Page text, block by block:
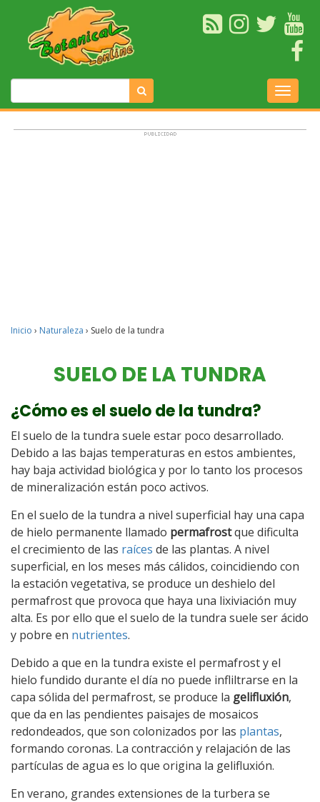
Inicio › Naturaleza › Suelo de la tundra
SUELO DE LA TUNDRA
¿Cómo es el suelo de la tundra?
El suelo de la tundra suele estar poco desarrollado.
Debido a las bajas temperaturas en estos ambientes,
hay baja actividad biológica y por lo tanto los procesos
de mineralización están poco activos.
En el suelo de la tundra a nivel superficial hay una capa
de hielo permanente llamado permafrostque dificulta
el crecimiento de las raíces de las plantas. A nivel
superficial, en los meses más cálidos, coincidiendo con
la estación vegetativa, se produce un deshielo del
permafrost que provoca que haya una lixiviación muy
alta. Es por ello que el suelo de la tundra suele ser ácido
y pobre en nutrientes.
Debido a que en la tundra existe el permafrost y el
hielo fundido durante el día no puede infliltrarse en la
capa sólida del permafrost, se produce la gelifluxión,
que da en las pendientes paisajes de mosaicos
redondeados, que son colonizados por las plantas,
formando coronas. La contracción y relajación de las
partículas de agua es lo que origina la gelifluxión.
En verano, grandes extensiones de la turbera se